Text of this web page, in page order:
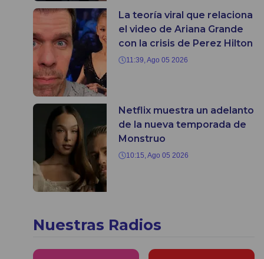
La teoría viral que relaciona
el video de Ariana Grande
con la crisis de Perez Hilton
11:39, Ago 05 2026
Netflix muestra un adelanto
de la nueva temporada de
Monstruo
10:15, Ago 05 2026
Nuestras Radios